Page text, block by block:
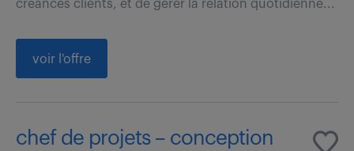
créances clients, et de gérer la relation quotidienne...
voir l'offre
chef de projets – conception